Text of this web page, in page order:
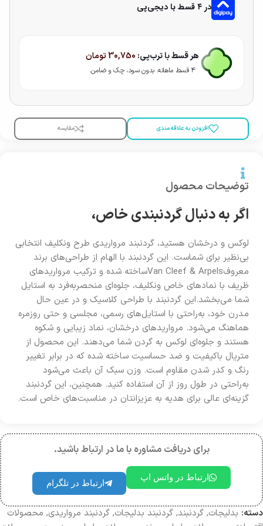
در ۴ قسط با دیجی‌پی
هر قسط با ترب‌پی: 30,750تومان
۴ قسط ماهانه. بدون سود، چک و ضامن.
افزودن به علاقه مندی مقایسه
توضیحات محصول
اگر به دنبال گردنبندی خاص،
لوکس و درخشان هستید، گردنبند مرواریدی طرح ونکلیف انتخابی
بی‌نظیر برای شماست. این گردنبند با الهام از طراحی‌های برند
معروفVan Cleef & Arpelsساخته شده و ترکیب مرواریدهای
ظریف با نمادهای خاص ونکلیف، جلوه‌ای منحصر‌به‌فرد به استایل
شما می‌بخشد.این گردنبند با طراحی کلاسیک و در عین حال
مدرن خود، به‌راحتی با استایل‌های رسمی، مجلسی و حتی روزمره
هماهنگ می‌شود. مرواریدهای درخشان، نماد زیبایی و شکوه
هستند و جلوه‌ای لوکس به گردن شما می‌دهند. این محصول از
متریال باکیفیت و ضد حساسیت ساخته شده که در برابر تغییر
رنگ و کدر شدن مقاوم است. وزن سبک آن باعث می‌شود
به‌راحتی در طول روز از آن استفاده کنید. همچنین، این گردنبند
گزینه‌ای عالی برای هدیه به عزیزانتان در مناسبت‌های خاص است.
برای دریافت مشاوره با ما در ارتباط باشید.
ارتباط در واتس اپ
ارتباط در تلگرام
دسته: بدلیجات, گردنبند, گردنبند بدلیجات, گردنبند مرواریدی, محصولات